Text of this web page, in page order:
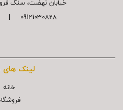
خیابان نهضت، سنگ
09121030828 | | |
لینک های
خانه